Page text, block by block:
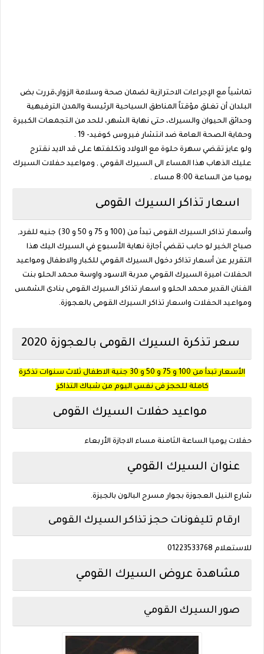
تماشياً مع الإجراءات الاحترازية لضمان صحة وسلامة الزوار،قررت بض
البلدان أن تغلق مؤقتاً المناطق السياحية الرئيسة والمدن الترفيهية
وحدائق الحيوان والسيرك، حتى نهاية الشهر، للحد من التجمعات الكبيرة
وحماية الصحة العامة ضد انتشار فيروس كوفيد- 19 .
ولو عايز تقضي سهرة حلوة مع الاولاد وتكلفتها على قد الايد نقترح
عليك الذهاب هذا المساء الى السيرك القومي , ومواعيد حفلات السيرك
يوميا من الساعة 8:00 مساء .
اسعار تذاكر السيرك القومى
وأسعار تذاكر السيرك القومى تبدأ من (100 و 75 و 50 و 30) جنيه للفرد,
صباح الخير لو حابب تقضي أجازة نهاية الأسبوع في السيرك اليك هذا
التقرير عن أسعار تذاكر دخول السيرك القومي للكبار والاطفال ومواعيد
الحفلات اميرة السيرك القومي مدربة الاسود واوسة محمد الحلو بنت
الفنان القدير محمد الحلو و اسعار تذاكر السيرك القومى بنادى الشمس
ومواعيد الحفلات واسعار تذاكر السيرك القومى بالعجوزة.
سعر تذكرة السيرك القومى بالعجوزة 2020
الأسعار تبدأ من 100 و 75 و 50 و 30 جنية الاطفال ثلاث سنوات تذكرة
كاملة للحجز فى نفس اليوم من شباك التذاكر
مواعيد حفلات السيرك القومى
حفلات يوميا الساعة الثامنة مساء الاجازة الأربعاء
عنوان السيرك القومي
شارع النيل العجوزة بجوار مسرح البالون بالجيزة.
ارقام تليفونات حجز تذاكر السيرك القومى
للاستعلام 01223533768
مشاهدة عروض السيرك القومي
صور السيرك القومي